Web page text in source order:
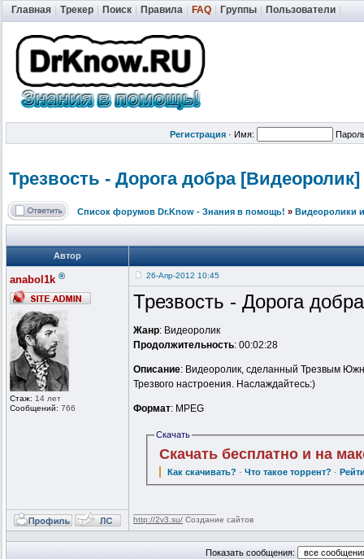
Главная Трекер Поиск Правила FAQ Группы Пользователи
Регистрация · Имя:
Трезвость - Дорога добра [Видеоролик]
Список форумов Dr.Know - Знания в помощь! » Видеоролики
Автор
anabol1k ®
Стаж: 14 лет
Сообщений: 766
26-Апр-2012 10:45
Трезвость - Дорога добра
Жанр: Видеоролик
Продолжительность: 00:02:28
Описание: Видеоролик, сделанный Трезвым
Трезвого настроения. Наслаждайтесь:)
Формат: MPEG
Скачать
Скачать бесплатно и на
Как скачивать? ·Что такое торрент? ·
http://2v3.su/ Создание сайтов
Показать сообщения: